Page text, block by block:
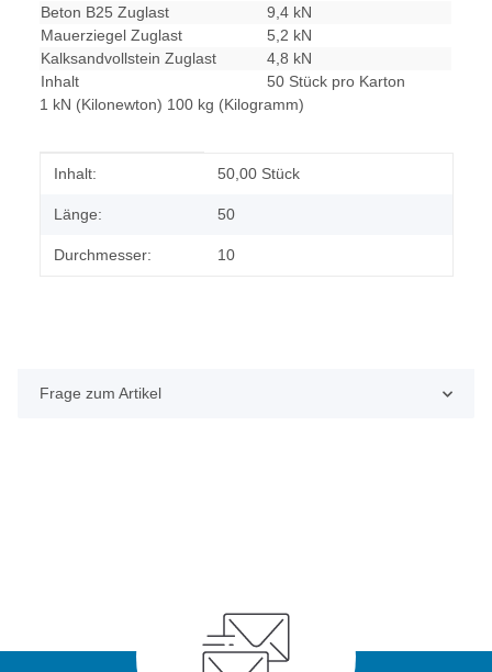
Beton B25 Zuglast
9,4 kN
Mauerziegel Zuglast
5,2 kN
Kalksandvollstein Zuglast
4,8 kN
Inhalt
50 Stück pro Karton
1 kN (Kilonewton) 100 kg (Kilogramm)
Produkteigenschaft
Wert
Inhalt: 50,00 Stück
Länge: 50
Durchmesser: 10
Frage zum Artikel